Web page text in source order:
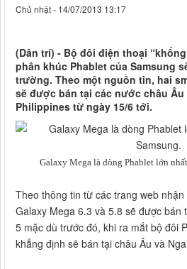
Chủ nhật - 14/07/2013 13:17
(Dân trí) - Bộ đôi điện thoại
phân khúc Phablet của Samsung
trường. Theo một nguồn tin, hai
sẽ được bán tại các nước châu
Philippines từ ngày 15/6 tới.
Galaxy Mega là dòng Phablet lớn
Theo thông tin từ các trang web
Galaxy Mega 6.3 và 5.8 sẽ được bán
5 mặc dù trước đó, khi ra mắt bộ đôi
khẳng định sẽ bán tại châu Âu và